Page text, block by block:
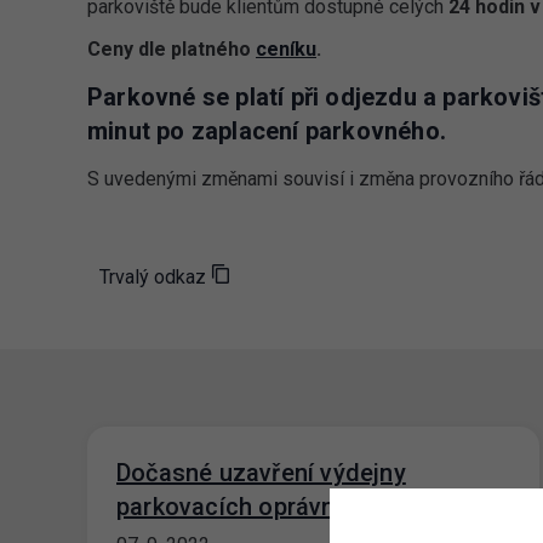
parkoviště bude klientům dostupné celých 24 hodin
Ceny dle platného ceníku.
Parkovné se platí při odjezdu a
minut po zaplacení parkovného.
S uvedenými změnami souvisí i změna provozního
Trvalý odkaz
Dočasné uzavření výdejny
parkovacích oprávnění Prahy 8